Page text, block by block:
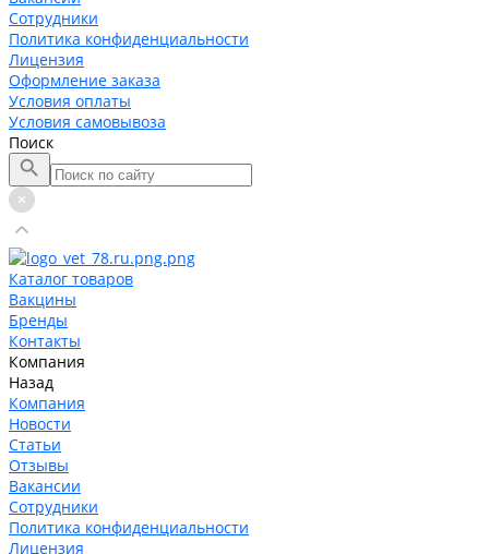
Сотрудники
Политика конфиденциальности
Лицензия
Оформление заказа
Условия оплаты
Условия самовывоза
Поиск
Каталог товаров
Вакцины
Бренды
Контакты
Компания
Назад
Компания
Новости
Статьи
Отзывы
Вакансии
Сотрудники
Политика конфиденциальности
Лицензия